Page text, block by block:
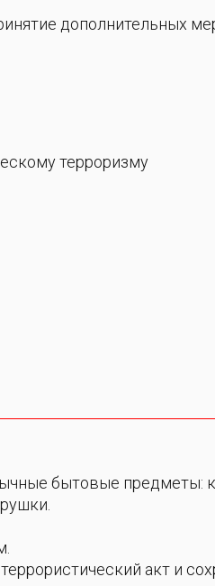
дополнительных
терроризму
бытовые предметы:
акт и